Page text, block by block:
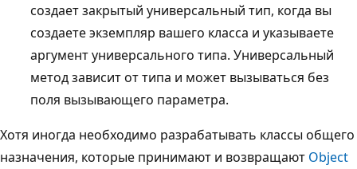
создает закрытый универсальный тип, когда вы
создаете экземпляр вашего класса и указываете
аргумент универсального типа. Универсальный
метод зависит от типа и может вызываться без
поля вызывающего параметра.
Хотя иногда необходимо разрабатывать классы общего
назначения, которые принимают и возвращают Object